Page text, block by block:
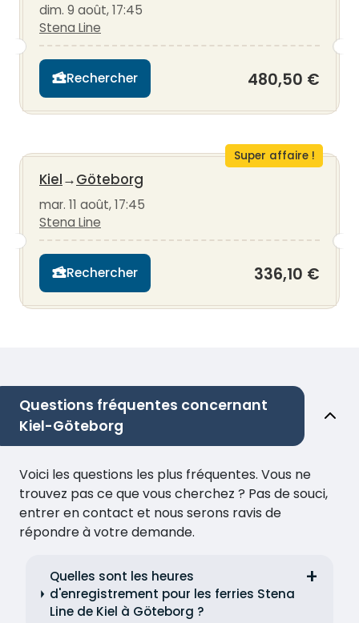
dim. 9 août, 17:45
Stena Line
Rechercher 480,50 €
Super affaire !
Kiel→Göteborg
mar. 11 août, 17:45
Stena Line
Rechercher 336,10 €
Questions fréquentes concernant
Kiel-Göteborg
Voici les questions les plus fréquentes. Vous ne
trouvez pas ce que vous cherchez ? Pas de souci,
entrer en contact et nous serons ravis de
répondre à votre demande.
Quelles sont les heures
d'enregistrement pour les ferries Stena
Line de Kiel à Göteborg ?